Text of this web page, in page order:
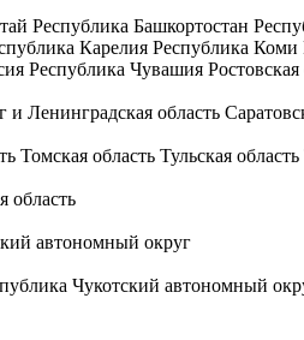
Республика Башкортостан
Карелия Республика Коми
Республика Чувашия Ростовская
и Ленинградская область
Томская область Тульская область
область
автономный округ
Чукотский автономный